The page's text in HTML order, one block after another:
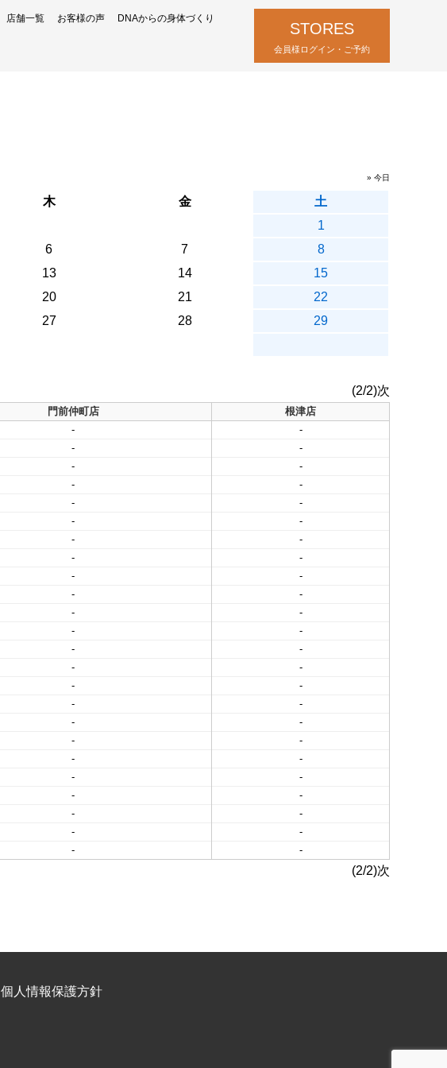
店舗一覧 お客様の声 DNAからの身体づくり
STORES
会員様ログイン・ご予約
» 今日
木 金
土
1
6 7
8
13 14
15
20 21
22
27 28
29
(2/2)次
門前仲町店
根津店
-
-
-
-
-
-
-
-
-
-
-
-
-
-
-
-
-
-
-
-
-
-
-
-
-
-
-
-
-
-
-
-
-
-
-
-
-
-
-
-
-
-
-
-
-
-
- -
(2/2)次
個人情報保護方針